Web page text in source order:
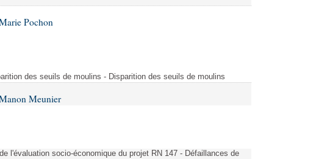
Pochon
des seuils de moulins - Disparition des seuils de moulins
Meunier
l'évaluation socio-économique du projet RN 147 - Défaillances de